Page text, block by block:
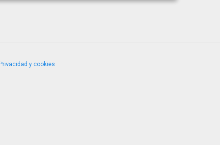
Privacidad y cookies